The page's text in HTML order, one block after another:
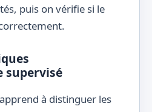
puis on vérifie si le
supervisé
à distinguer les